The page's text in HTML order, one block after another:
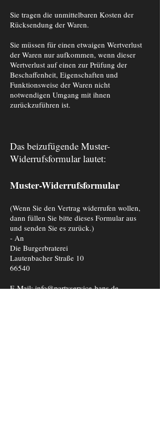
Sie tragen die unmittelbaren Kosten der
Rücksendung der Waren.
Sie müssen für einen etwaigen Wertverlust
der Waren nur aufkommen, wenn dieser
Wertverlust auf einen zur Prüfung der
Beschaffenheit, Eigenschaften und
Funktionsweise der Waren nicht
notwendigen Umgang mit ihnen
zurückzuführen ist.
Das beizufügende Muster-
Widerrufsformular lautet:
Muster-Widerrufsformular
(Wenn Sie den Vertrag widerrufen wollen,
dann füllen Sie bitte dieses Formular aus
und senden Sie es zurück.)
- An
Die Burgerbraterei
Lautenbacher Straße 10
66540
E-Mail: info@partyservice-hans.de